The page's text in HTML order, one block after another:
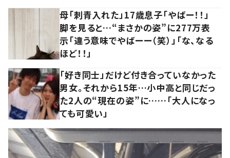
母「刺青入れた」17歳息子「やばー！！」
脚を見ると…“まさかの姿”に277万表
示「違う意味でやばーー（笑）」「な、なる
ほど！！」
「好き同士」だけど付き合っていなかった
男女。それから15年…小中高と同じだっ
た2人の“現在の姿”に……「大人になっ
ても可愛い」